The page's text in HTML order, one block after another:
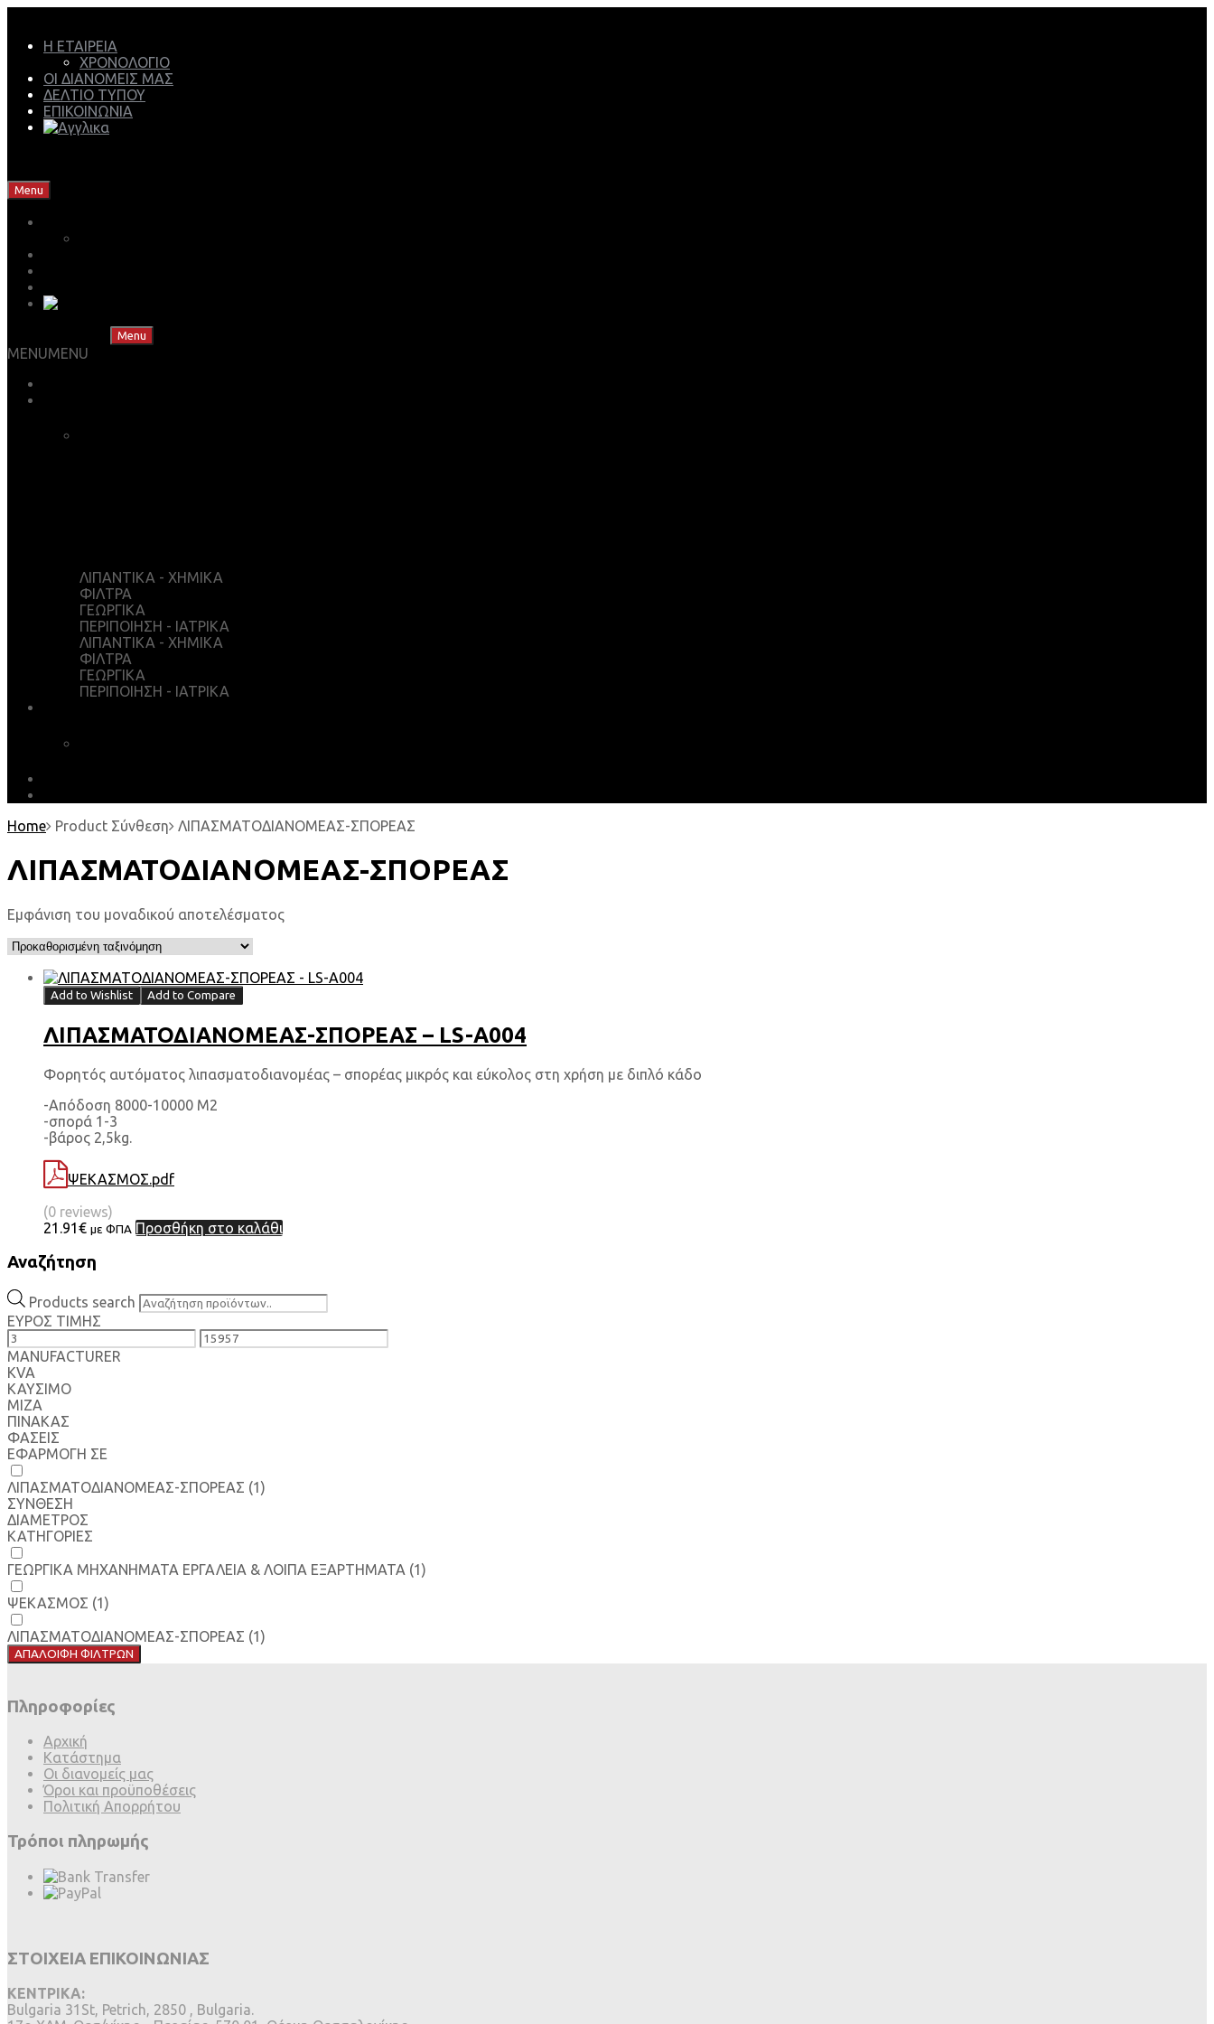
Η ΕΤΑΙΡΕΙΑ
ΧΡΟΝΟΛΟΓΙΟ
ΟΙ ΔΙΑΝΟΜΕΙΣ ΜΑΣ
ΔΕΛΤΙΟ ΤΥΠΟΥ
ΕΠΙΚΟΙΝΩΝΙΑ
Menu
Menu
MENUMENU
ΛΙΠΑΝΤΙΚΑ - ΧΗΜΙΚΑ
ΦΙΛΤΡΑ
ΓΕΩΡΓΙΚΑ
ΠΕΡΙΠΟΙΗΣΗ - ΙΑΤΡΙΚΑ
ΛΙΠΑΝΤΙΚΑ - ΧΗΜΙΚΑ
ΦΙΛΤΡΑ
ΓΕΩΡΓΙΚΑ
ΠΕΡΙΠΟΙΗΣΗ - ΙΑΤΡΙΚΑ
Home
Product Σύνθεση ΛΙΠΑΣΜΑΤΟΔΙΑΝΟΜΕΑΣ-ΣΠΟΡΕΑΣ
ΛΙΠΑΣΜΑΤΟΔΙΑΝΟΜΕΑΣ-ΣΠΟΡΕΑΣ
Εμφάνιση του μοναδικού αποτελέσματος
Add to Wishlist Add to Compare
ΛΙΠΑΣΜΑΤΟΔΙΑΝΟΜΕΑΣ-ΣΠΟΡΕΑΣ – LS-Α004
Φορητός αυτόματος λιπασματοδιανομέας – σπορέας μικρός και εύκολος στη χρήση με διπλό κάδο
-Απόδοση 8000-10000 Μ2
-σπορά 1-3
-βάρος 2,5kg.
ΨΕΚΑΣΜΟΣ.pdf
(0 reviews)
21.91€ με ΦΠΑ Προσθήκη στο καλάθι
Αναζήτηση
Products search
ΕΥΡΟΣ ΤΙΜΗΣ
MANUFACTURER
KVA
ΚΑΥΣΙΜΟ
MIZA
ΠΙΝΑΚΑΣ
ΦΑΣΕΙΣ
ΕΦΑΡΜΟΓΗ ΣΕ
ΛΙΠΑΣΜΑΤΟΔΙΑΝΟΜΕΑΣ-ΣΠΟΡΕΑΣ (1)
ΣΥΝΘΕΣΗ
ΔΙΑΜΕΤΡΟΣ
ΚΑΤΗΓΟΡΙΕΣ
ΓΕΩΡΓΙΚΑ ΜΗΧΑΝΗΜΑΤΑ ΕΡΓΑΛΕΙΑ & ΛΟΙΠΑ ΕΞΑΡΤΗΜΑΤΑ (1)
ΨΕΚΑΣΜΟΣ (1)
ΛΙΠΑΣΜΑΤΟΔΙΑΝΟΜΕΑΣ-ΣΠΟΡΕΑΣ (1)
ΑΠΑΛΟΙΦΗ ΦΙΛΤΡΩΝ
Πληροφορίες
Αρχική
Κατάστημα
Οι διανομείς μας
Όροι και προϋποθέσεις
Πολιτική Απορρήτου
Τρόποι πληρωμής
ΣΤΟΙΧΕΙΑ ΕΠΙΚΟΙΝΩΝΙΑΣ
ΚΕΝΤΡΙΚΑ:
Bulgaria 31St, Petrich, 2850 , Bulgaria.